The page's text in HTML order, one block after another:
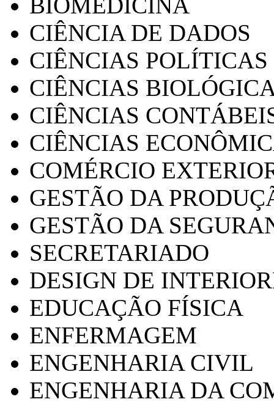
CIÊNCIA DE DADOS
CIÊNCIAS POLÍTICAS
CIÊNCIAS
CIÊNCIAS
CIÊNCIAS
COMÉRCIO
GESTÃO DA
GESTÃO DA
SECRETARIADO
DESIGN DE
EDUCAÇÃO FÍSICA
ENFERMAGEM
ENGENHARIA CIVIL
ENGENHARIA DA